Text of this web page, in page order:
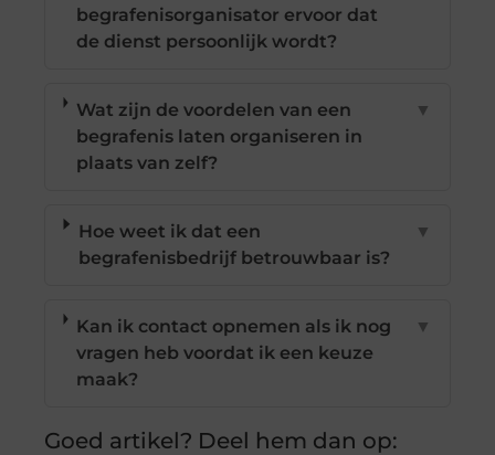
begrafenisorganisator ervoor dat
de dienst persoonlijk wordt?
Wat zijn de voordelen van een
begrafenis laten organiseren in
plaats van zelf?
▼
Hoe weet ik dat een
begrafenisbedrijf betrouwbaar is?
▼
Kan ik contact opnemen als ik nog
vragen heb voordat ik een keuze
maak?
▼
Goed artikel? Deel hem dan op: